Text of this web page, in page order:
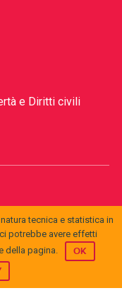
e Diritti civili
tecnica e statistica in
potrebbe avere effetti
della pagina.
OK